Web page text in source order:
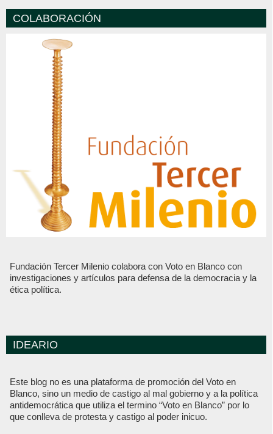
COLABORACIÓN
Fundación Tercer Milenio colabora con Voto en Blanco con
investigaciones y artículos para defensa de la democracia y la
ética política.
IDEARIO
Este blog no es una plataforma de promoción del Voto en
Blanco, sino un medio de castigo al mal gobierno y a la política
antidemocrática que utiliza el termino “Voto en Blanco” por lo
que conlleva de protesta y castigo al poder inicuo.